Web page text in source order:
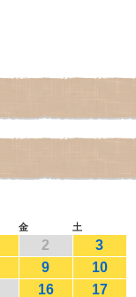
金 土
2
3
9
10
16 17